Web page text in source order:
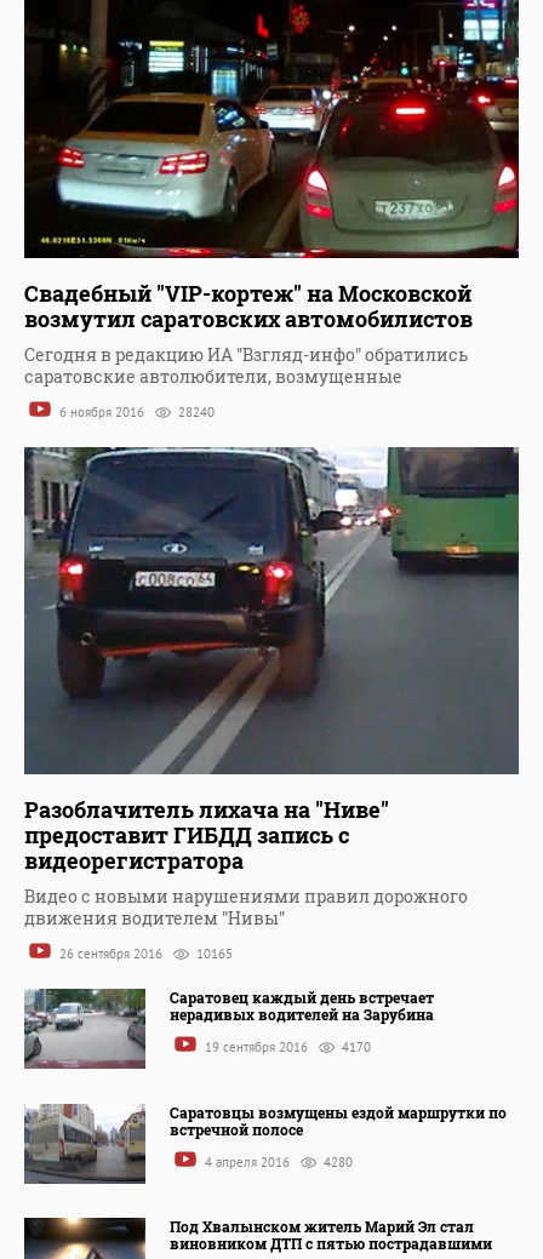
Свадебный "VIP-кортеж" на Московской
возмутил саратовских автомобилистов
Сегодня в редакцию ИА "Взгляд-инфо" обратились
саратовские автолюбители, возмущенные
6 ноября 2016 28240
Разоблачитель лихача на "Ниве"
предоставит ГИБДД запись с
видеорегистратора
Видео с новыми нарушениями правил дорожного
движения водителем "Нивы"
26 сентября 2016 10165
Саратовец каждый день встречает
нерадивых водителей на Зарубина
19 сентября 2016 4170
Саратовцы возмущены ездой маршрутки по
встречной полосе
4 апреля 2016 4280
Под Хвалынском житель Марий Эл стал
виновником ДТП с пятью пострадавшими